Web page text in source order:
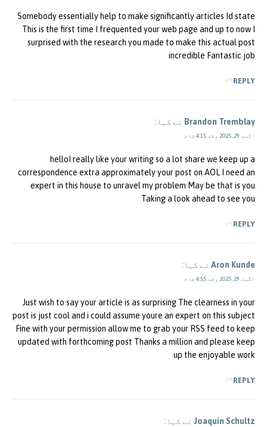
Somebody essentially help to make significantly articles Id state
This is the first time I frequented your web page and up to now I
surprised with the research you made to make this actual post
incredible Fantastic job
REPLY
Brandon Tremblay نے کہا:
اگست 29, 2025 وقت 4:15 شام
helloI really like your writing so a lot share we keep up a
correspondence extra approximately your post on AOL I need an
expert in this house to unravel my problem May be that is you
Taking a look ahead to see you
REPLY
Aron Kunde نے کہا:
اگست 29, 2025 وقت 4:55 شام
Just wish to say your article is as surprising The clearness in your
post is just cool and i could assume youre an expert on this subject
Fine with your permission allow me to grab your RSS feed to keep
updated with forthcoming post Thanks a million and please keep
up the enjoyable work
REPLY
Joaquin Schultz نے کہا: